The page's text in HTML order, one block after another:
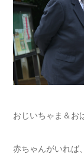
おじいちゃま＆お
赤ちゃんがいれば